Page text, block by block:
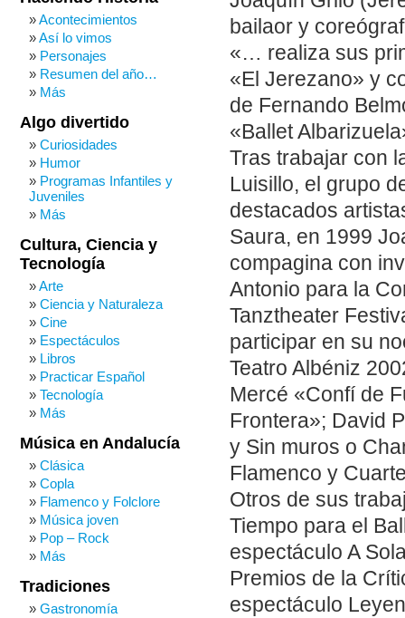
bailaor y
«… realiza sus
«El Jerezano» y
de Fernando
«Ballet
Tras trabajar con
Luisillo, el grupo
destacados
Saura, en 1999
compagina con
Antonio para la
Tanztheater
participar en su
Teatro Albéniz
Mercé «Confí de
Frontera»; David
y Sin muros o
Flamenco y
Otros de sus
Tiempo para el
espectáculo A
Premios de la
espectáculo
Acontecimientos
Así lo vimos
Personajes
Resumen del año…
Más
Algo divertido
Curiosidades
Humor
Programas Infantiles y
Juveniles
Más
Cultura, Ciencia y
Tecnología
Arte
Ciencia y Naturaleza
Cine
Espectáculos
Libros
Practicar Español
Tecnología
Más
Música en Andalucía
Clásica
Copla
Flamenco y Folclore
Música joven
Pop – Rock
Más
Tradiciones
Gastronomía